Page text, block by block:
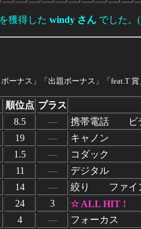
獲得した windy さん でした。
ナス」「出題ボーナス」「feat.T 賞
順位点 プラス
8.5 ―
携帯電話 ビ
19 ―
キャノン
1.5 ―
コダック
11 ―
デジタル
14 ―
絞り ファイ
24 3
☆ ALL HIT !
4 ―
フォーカス